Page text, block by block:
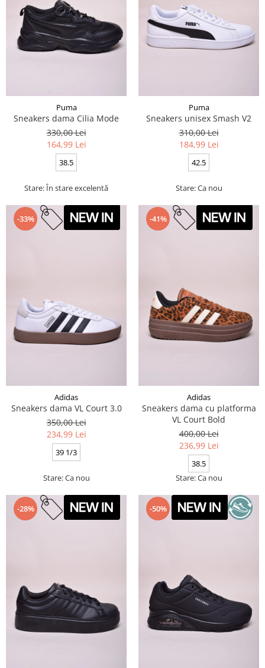
Puma
Sneakers dama Cilia Mode
330,00 Lei
164,99 Lei
38.5
Stare: În stare excelentă
Puma
Sneakers unisex Smash V2
310,00 Lei
184,99 Lei
42.5
Stare: Ca nou
-33%
Adidas
Sneakers dama VL Court 3.0
350,00 Lei
234,99 Lei
39 1/3
Stare: Ca nou
-41%
Adidas
Sneakers dama cu platforma
VL Court Bold
400,00 Lei
236,99 Lei
38.5
Stare: Ca nou
-28% -50%